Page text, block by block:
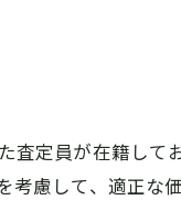
査定員が在籍して
考慮して、適正な